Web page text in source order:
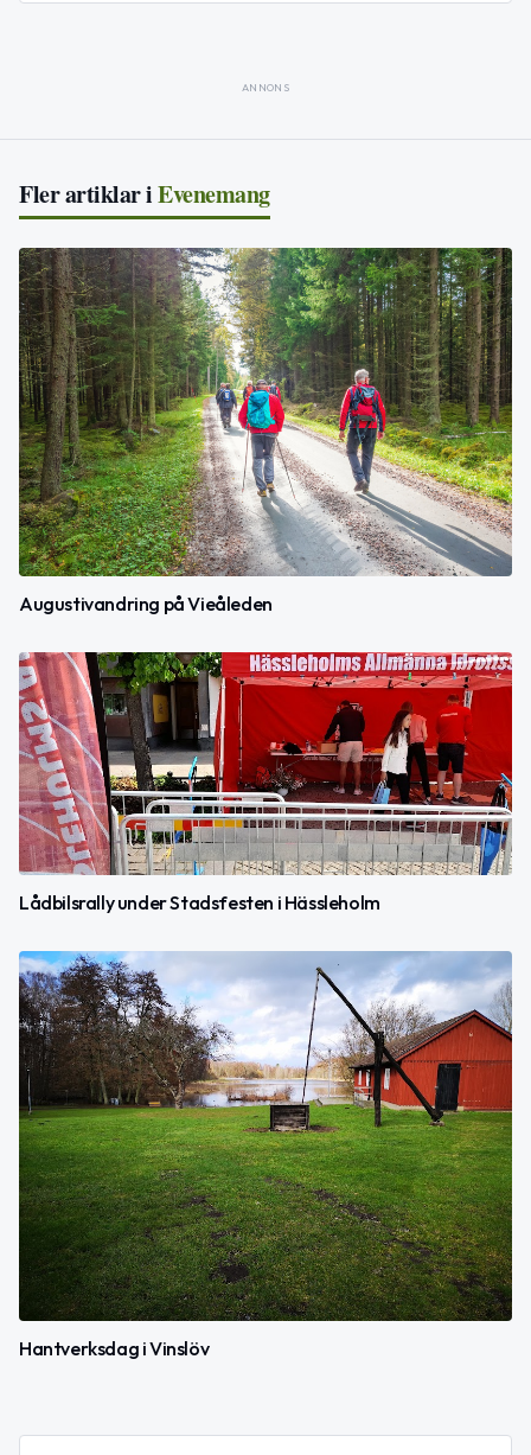
ANNONS
Fler artiklar iEvenemang
Augustivandring på Vieåleden
Lådbilsrally under Stadsfesten i Hässleholm
Hantverksdag i Vinslöv